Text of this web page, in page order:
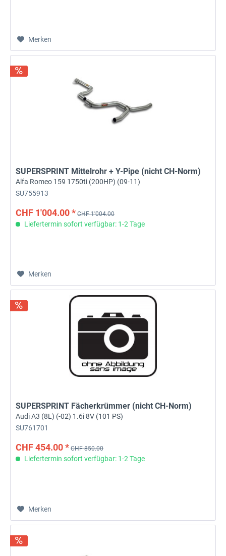
Merken
SUPERSPRINT Mittelrohr + Y-Pipe (nicht CH-Norm)
Alfa Romeo 159 1750ti (200HP) (09-11)
SU755913
CHF 1'004.00 * CHF 1'004.00
Liefertermin sofort verfügbar: 1-2 Tage
Merken
SUPERSPRINT Fächerkrümmer (nicht CH-Norm)
Audi A3 (8L) (-02) 1.6i 8V (101 PS)
SU761701
CHF 454.00 * CHF 850.00
Liefertermin sofort verfügbar: 1-2 Tage
Merken